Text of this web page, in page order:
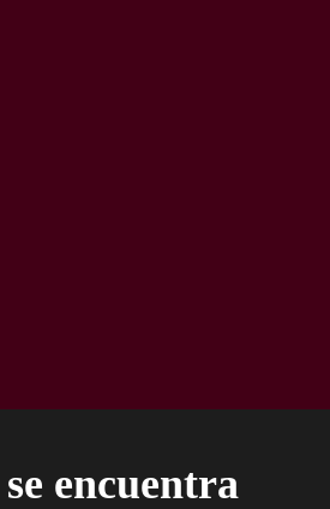
encuentra